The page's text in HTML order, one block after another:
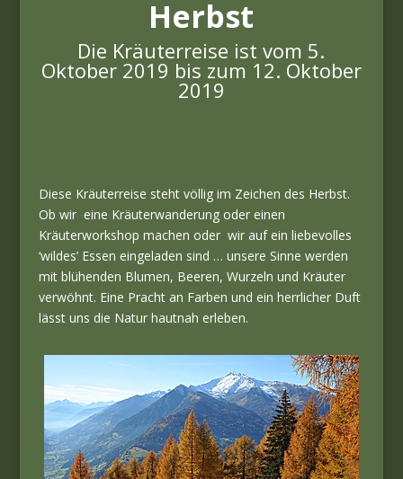
Herbst
Die Kräuterreise ist vom 5.
Oktober 2019 bis zum 12. Oktober
2019
Diese Kräuterreise steht völlig im Zeichen des Herbst.
Ob wir eine Kräuterwanderung oder einen
Kräuterworkshop machen oder wir auf ein liebevolles
‘wildes’ Essen eingeladen sind … unsere Sinne werden
mit blühenden Blumen, Beeren, Wurzeln und Kräuter
verwöhnt. Eine Pracht an Farben und ein herrlicher Duft
lässt uns die Natur hautnah erleben.